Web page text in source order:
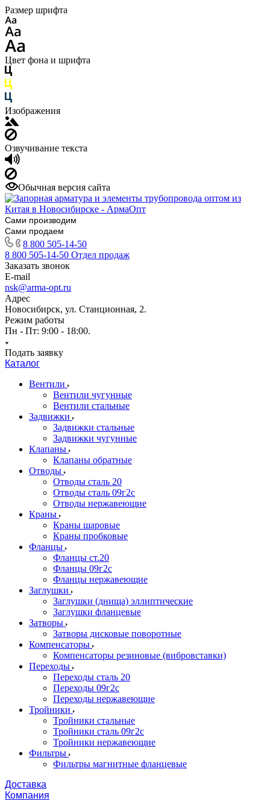
Размер шрифта
Цвет фона и шрифта
Изображения
Озвучивание текста
Обычная версия сайта
Сами производим
Сами продаем
8 800 505-14-50
8 800 505-14-50 Отдел продаж
Заказать звонок
E-mail
nsk@arma-opt.ru
Адрес
Новосибирск, ул. Станционная, 2.
Режим работы
Пн - Пт: 9:00 - 18:00.
Подать заявку
Каталог
Вентили
Вентили чугунные
Вентили стальные
Задвижки
Задвижки стальные
Задвижки чугунные
Клапаны
Клапаны обратные
Отводы
Отводы сталь 20
Отводы сталь 09г2с
Отводы нержавеющие
Краны
Краны шаровые
Краны пробковые
Фланцы
Фланцы ст.20
Фланцы 09г2с
Фланцы нержавеющие
Заглушки
Заглушки (днища) эллиптические
Заглушки фланцевые
Затворы
Затворы дисковые поворотные
Компенсаторы
Компенсаторы резиновые (вибровставки)
Переходы
Переходы сталь 20
Переходы 09г2с
Переходы нержавеющие
Тройники
Тройники стальные
Тройники сталь 09г2с
Тройники нержавеющие
Фильтры
Фильтры магнитные фланцевые
Доставка
Компания